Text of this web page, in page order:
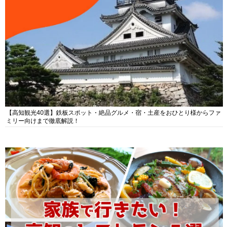
【高知観光40選】鉄板スポット・絶品グルメ・宿・土産をおひとり様からファ
ミリー向けまで徹底解説！